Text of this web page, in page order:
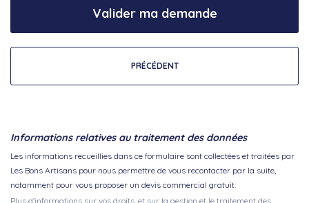
PRÉCÉDENT
Valider ma demande
Informations relatives au traitement des données
Les informations recueillies dans ce formulaire sont collectées et traitées par
Les Bons Artisans pour nous permettre de vous recontacter par la suite,
notamment pour vous proposer un devis commercial gratuit.
Plus d'informations sur vos droits, et sur la gestion et le traitement des